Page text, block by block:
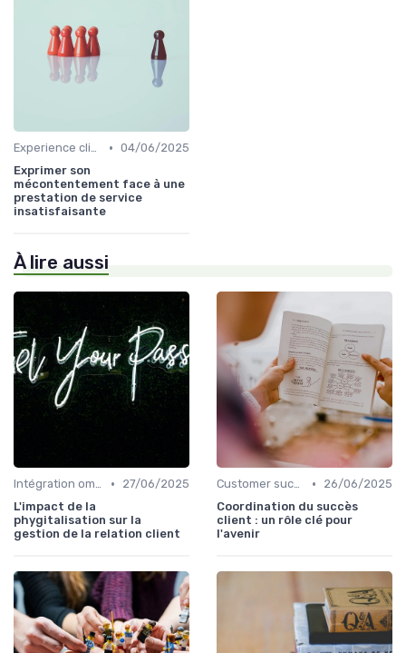
Experience client • 04/06/2025
Exprimer son
mécontentement face à une
prestation de service
insatisfaisante
À lire aussi
Intégration omnicanal •
27/06/2025
L'impact de la
phygitalisation sur la
gestion de la relation client
Customer sucess management •
26/06/2025
Coordination du succès
client : un rôle clé pour
l'avenir